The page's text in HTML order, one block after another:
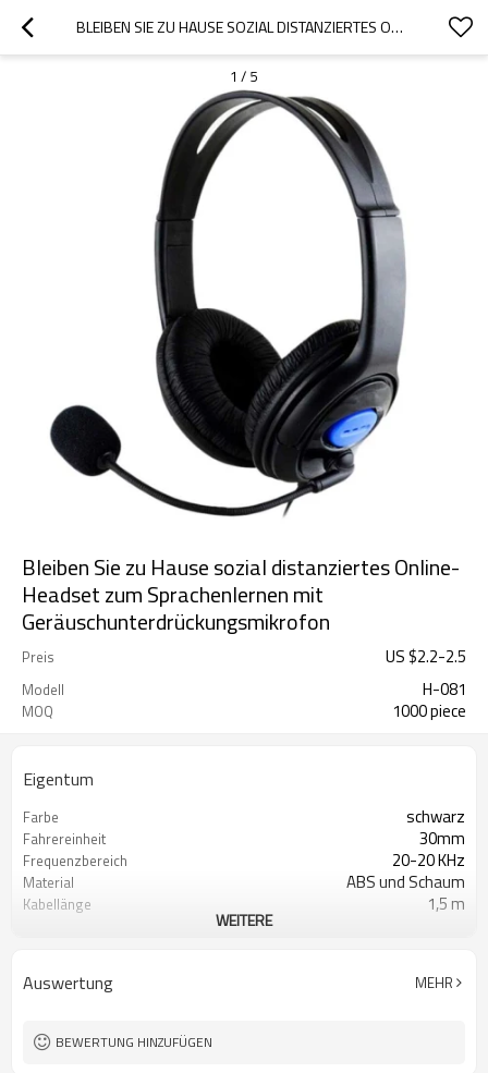
BLEIBEN SIE ZU HAUSE SOZIAL DISTANZIERTES ONLINE-HEADSET ZUM SPRACHENLERNEN MIT GERÄUSCHUNTERDRÜCKUNGSMIKROFON
1 / 5
Bleiben Sie zu Hause sozial distanziertes Online-
Headset zum Sprachenlernen mit
Geräuschunterdrückungsmikrofon
Preis US $2.2-2.5
Modell H-081
MOQ 1000 piece
Eigentum
Farbe schwarz
Fahrereinheit 30mm
Frequenzbereich 20-20 KHz
Material ABS und Schaum
Kabellänge 1,5 m
Empfindlichkeit 100 dB
Stil
Verwendungszweck
WEITERE
Auswertung MEHR
BEWERTUNG HINZUFÜGEN